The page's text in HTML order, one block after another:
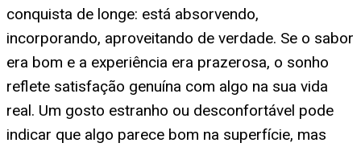
conquista de longe: está absorvendo,
incorporando, aproveitando de verdade. Se o sabor
era bom e a experiência era prazerosa, o sonho
reflete satisfação genuína com algo na sua vida
real. Um gosto estranho ou desconfortável pode
indicar que algo parece bom na superfície, mas